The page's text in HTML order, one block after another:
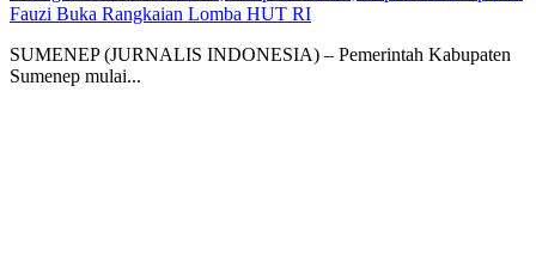
Fauzi Buka Rangkaian Lomba HUT RI
SUMENEP (JURNALIS INDONESIA) – Pemerintah Kabupaten
Sumenep mulai...